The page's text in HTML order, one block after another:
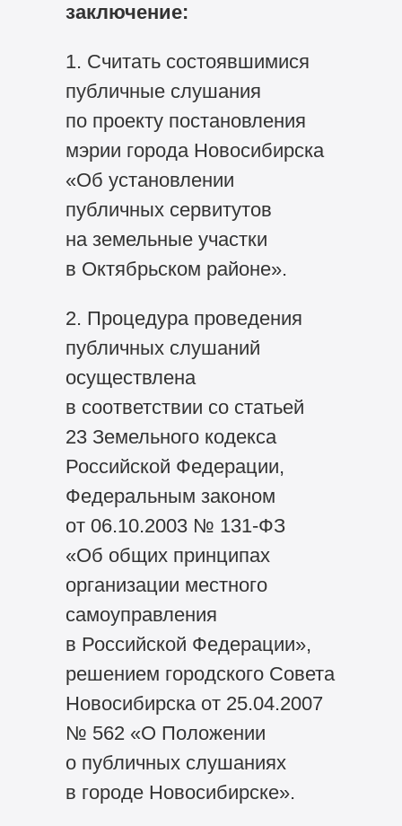
заключение:
1. Считать состоявшимися
публичные слушания
по проекту постановления
мэрии города Новосибирска
«Об установлении
публичных сервитутов
на земельные участки
в Октябрьском районе».
2. Процедура проведения
публичных слушаний
осуществлена
в соответствии со статьей
23 Земельного кодекса
Российской Федерации,
Федеральным законом
от 06.10.2003 № 131-ФЗ
«Об общих принципах
организации местного
самоуправления
в Российской Федерации»,
решением городского Совета
Новосибирска от 25.04.2007
№ 562 «О Положении
о публичных слушаниях
в городе Новосибирске».